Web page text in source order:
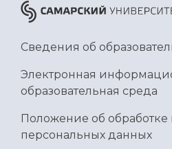
Сведения об
Электронная
образовательная среда
Положение об обработке
персональных данных